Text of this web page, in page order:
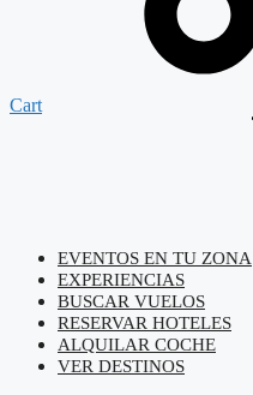
Cart
EVENTOS EN TU ZONA
EXPERIENCIAS
BUSCAR VUELOS
RESERVAR HOTELES
ALQUILAR COCHE
VER DESTINOS